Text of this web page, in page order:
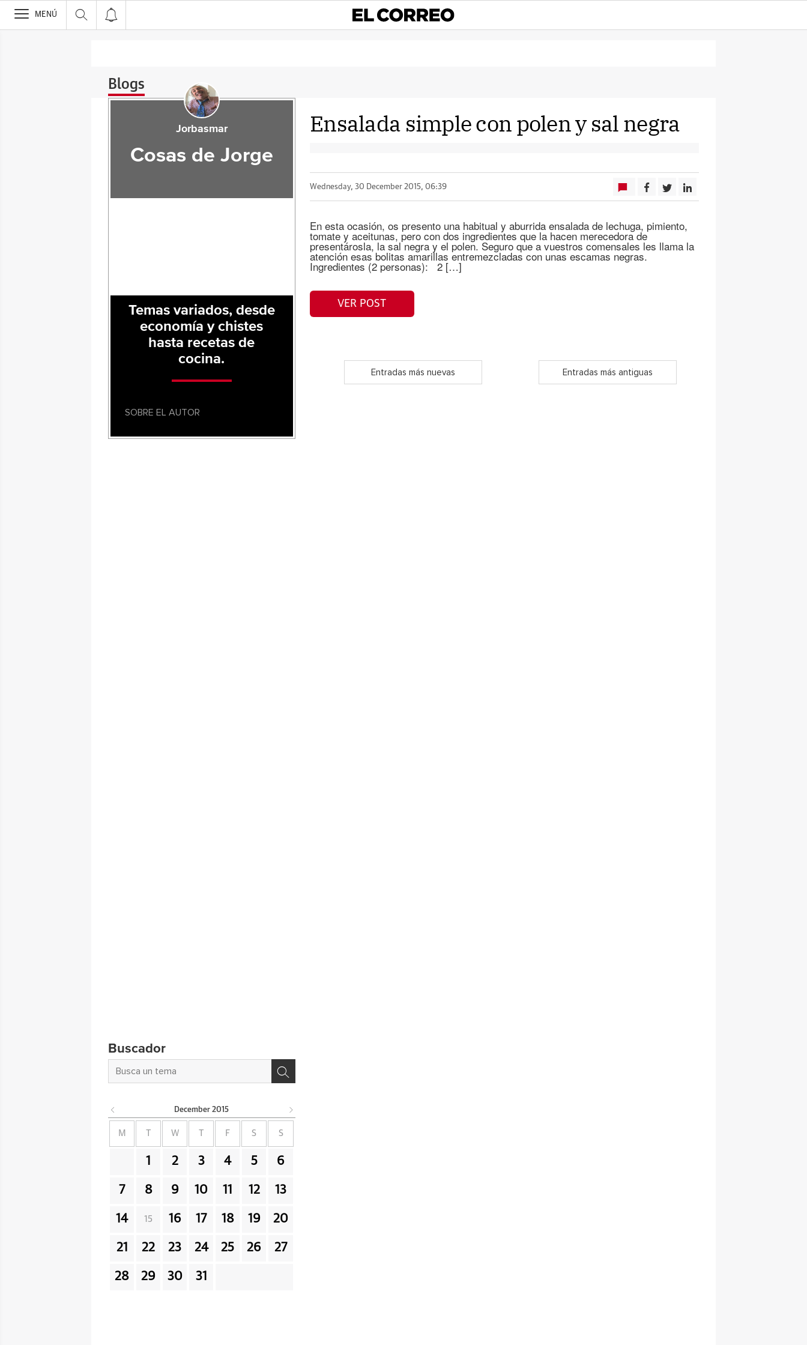
>
MENÚ
Blogs
Ensalada simple con polen y sal negra
Wednesday, 30 December 2015, 06:39
En esta ocasión, os presento una habitual y aburrida ensalada de lechuga, pimiento,
tomate y aceitunas, pero con dos ingredientes que la hacen merecedora de
presentárosla, la sal negra y el polen. Seguro que a vuestros comensales les llama la
atención esas bolitas amarillas entremezcladas con unas escamas negras.
Ingredientes (2 personas): 2 […]
VER POST
Entradas más nuevas Entradas más antiguas
Jorbasmar
Cosas de Jorge
Temas variados, desde
economía y chistes
hasta recetas de
cocina.
SOBRE EL AUTOR
Buscador
December 2015
M W F S S
1 2 3 4 5 6
7 8 9 10 11 12 13
14 15 16 17 18 19 20
21 22 23 24 25 26 27
28 29 30 31